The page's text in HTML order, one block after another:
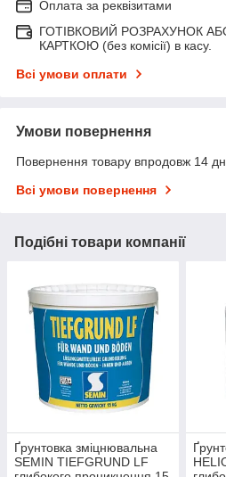
Оплата за реквізитами
ГОТІВКОВИЙ РОЗРАХУНОК
КАРТКОЮ (без комісії) в касу.
Всі умови оплати
Умови повернення
Повернення товару впродовж 14
Всі умови повернення
Подібні товари компанії
Ґрунтовка зміцнювальна
SEMIN TIEFGRUND LF